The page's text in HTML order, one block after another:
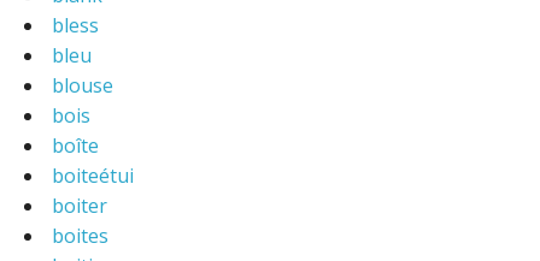
bless
bleu
blouse
bois
boîte
boiteétui
boiter
boites